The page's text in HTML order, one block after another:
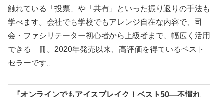
触れている「投票」や「共有」といった振り返りの手法も
学べます。会社でも学校でもアレンジ自在な内容で、司
会・ファシリテーター初心者から上級者まで、幅広く活用
できる一冊。2020年発売以来、高評価を得ているベスト
セラーです。
『オンラインでもアイスブレイク！ベスト50―不慣れ